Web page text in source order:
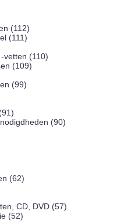
(112)
(111)
vetten (110)
(109)
(99)
(90)
(62)
CD, DVD (57)
(52)